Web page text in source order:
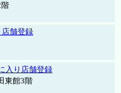
店舗登録
入り店舗登録
東館3階